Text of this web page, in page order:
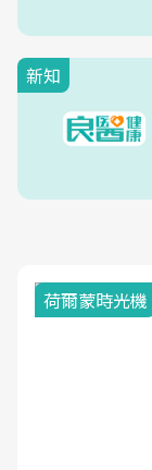
新知
荷爾蒙時光機